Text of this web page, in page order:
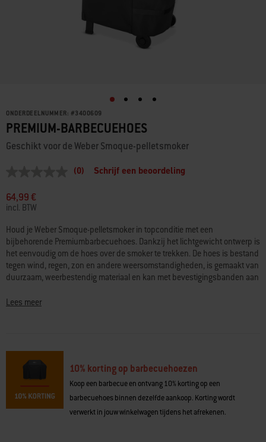
ONDERDEELNUMMER: #3400609
PREMIUM-BARBECUEHOES
Geschikt voor de Weber Smoque-pelletsmoker
Dezelfde
paginalink.
(0) Schrijf een beoordeling
64,99 €
incl. BTW
Houd je Weber Smoque-pelletsmoker in topconditie met een
bijbehorende Premiumbarbecuehoes. Dankzij het lichtgewicht ontwerp is
het eenvoudig om de hoes over de smoker te trekken. De hoes is bestand
tegen wind, regen, zon en andere weersomstandigheden, is gemaakt van
duurzaam, weerbestendig materiaal en kan met bevestigingsbanden aan
• Eenvoudig afdekken en afhalen dankzij lichtgewicht ontwerp
• Bevestigingsbanden houden de hoes stevig op zijn plaats
• Gemaakt van 100% gerecycled PET-kunststof (bevestigingen
Lees meer
10% korting op barbecuehoezen
Koop een barbecue en ontvang 10% korting op een
barbecuehoes binnen dezelfde aankoop. Korting wordt
verwerkt in jouw winkelwagen tijdens het afrekenen.